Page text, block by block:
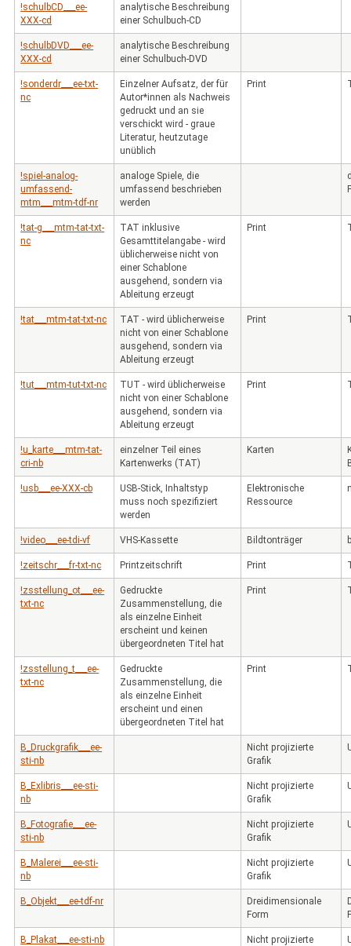
!schulbCD___ee-
XXX-cd
analytische Beschreibung
einer Schulbuch-CD
!schulbDVD___ee-
XXX-cd
analytische Beschreibung
einer Schulbuch-DVD
!sonderdr___ee-txt-
nc
Einzelner Aufsatz, der für
Autor*innen als Nachweis
gedruckt und an sie
verschickt wird - graue
Literatur, heutzutage
unüblich
Print
!spiel-analog-
umfassend-
mtm___mtm-tdf-nr
analoge Spiele, die
umfassend beschrieben
werden
!tat-g___mtm-tat-txt-
nc
TAT inklusive
Gesamttitelangabe - wird
üblicherweise nicht von
einer Schablone
ausgehend, sondern via
Ableitung erzeugt
Print
!tat___mtm-tat-txt-nc
TAT - wird üblicherweise
nicht von einer Schablone
ausgehend, sondern via
Ableitung erzeugt
Print
!tut___mtm-tut-txt-nc
TUT - wird üblicherweise
nicht von einer Schablone
ausgehend, sondern via
Ableitung erzeugt
Print
!u_karte___mtm-tat-
cri-nb
einzelner Teil eines
Kartenwerks (TAT)
Karten
!usb___ee-XXX-cb
USB-Stick, Inhaltstyp
muss noch spezifiziert
werden
Elektronische
Ressource
!video___ee-tdi-vf VHS-Kassette Bildtonträger
!zeitschr___fr-txt-nc Printzeitschrift Print
!zsstellung_ot___ee-
txt-nc
Gedruckte
Zusammenstellung, die
als einzelne Einheit
erscheint und keinen
übergeordneten Titel hat
Print
!zsstellung_t___ee-
txt-nc
Gedruckte
Zusammenstellung, die
als einzelne Einheit
erscheint und einen
übergeordneten Titel hat
Print
B_Druckgrafik___ee-
sti-nb
Nicht projizierte
Grafik
B_Exlibris___ee-sti-
nb
Nicht projizierte
Grafik
B_Fotografie___ee-
sti-nb
Nicht projizierte
Grafik
B_Malerei___ee-sti-
nb
Nicht projizierte
Grafik
B_Objekt___ee-tdf-nr
Dreidimensionale
Form
B_Plakat___ee-sti-nb
Nicht projizierte